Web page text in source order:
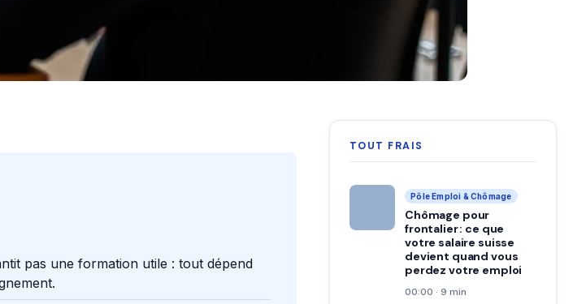
pas une formation utile : tout dépend
TOUT FRAIS
Pôle Emploi & Chômage
Chômage pour
frontalier : ce que
votre salaire suisse
devient quand vous
perdez votre emploi
00:00 · 9 min